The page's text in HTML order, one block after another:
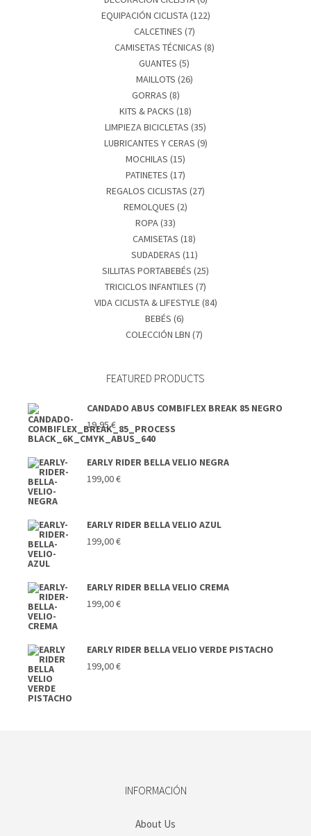
EQUIPACIÓN CICLISTA(122)
CALCETINES (7)
CAMISETAS TÉCNICAS (8)
GUANTES (5)
MAILLOTS (26)
GORRAS (8)
KITS & PACKS (18)
LIMPIEZA BICICLETAS (35)
LUBRICANTES Y CERAS (9)
MOCHILAS (15)
PATINETES (17)
REGALOS CICLISTAS (27)
REMOLQUES (2)
ROPA(33)
CAMISETAS (18)
SUDADERAS (11)
SILLITAS PORTABEBÉS (25)
TRICICLOS INFANTILES (7)
VIDA CICLISTA & LIFESTYLE(84)
BEBÉS (6)
COLECCIÓN LBN (7)
FEATURED PRODUCTS
CANDADO ABUS COMBIFLEX BREAK 85 NEGRO
19,95€
EARLY RIDER BELLA VELIO NEGRA
199,00€
EARLY RIDER BELLA VELIO AZUL
199,00€
EARLY RIDER BELLA VELIO CREMA
199,00€
EARLY RIDER BELLA VELIO VERDE PISTACHO
199,00€
INFORMACIÓN
About Us